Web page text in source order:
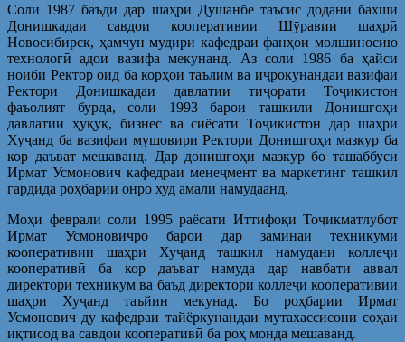
Соли 1987 баъди дар шаҳри Душанбе таъсис додани бахши
Донишкадаи савдои кооперативии Шӯравии шаҳрӣ
Новосибирск, ҳамчун мудири кафедраи фанҳои молшиносию
технологӣ адои вазифа мекунанд. Аз соли 1986 ба ҳайси
ноиби Ректор оид ба корҳои таълим ва иҷрокунандаи вазифаи
Ректори Донишкадаи давлатии тиҷорати Тоҷикистон
фаъолият бурда, соли 1993 барои ташкили Донишгоҳи
давлатии ҳуқуқ, бизнес ва сиёсати Тоҷикистон дар шаҳри
Хуҷанд ба вазифаи мушовири Ректори Донишгоҳи мазкур ба
кор даъват мешаванд. Дар донишгоҳи мазкур бо ташаббуси
Ирмат Усмонович кафедраи менеҷмент ва маркетинг ташкил
гардида роҳбарии онро худ амали намудаанд.
Моҳи феврали соли 1995 раёсати Иттифоқи Тоҷикматлубот
Ирмат Усмоновичро барои дар заминаи техникуми
кооперативии шаҳри Хуҷанд ташкил намудани коллеҷи
кооперативӣ ба кор даъват намуда дар навбати аввал
директори техникум ва баъд директори коллеҷи кооперативии
шаҳри Хуҷанд таъйин мекунад. Бо роҳбарии Ирмат
Усмонович ду кафедраи тайёркунандаи мутахассисони соҳаи
иқтисод ва савдои кооперативӣ ба роҳ монда мешаванд.